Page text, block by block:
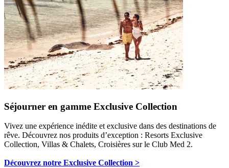
Séjourner en gamme Exclusive Collection
Vivez une expérience inédite et exclusive dans des destinations de
rêve. Découvrez nos produits d’exception : Resorts Exclusive
Collection, Villas & Chalets, Croisières sur le Club Med 2.
Découvrez notre Exclusive Collection >